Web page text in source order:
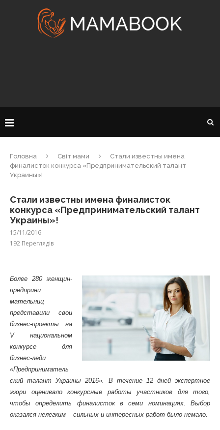
Головна Світ мами
Стали известны имена
финалисток конкурса «Предпринимательский талант
Украины»!
Стали известны имена финалисток
конкурса «Предпринимательский талант
Украины»!
15/11/2016
192 Переглядів
Более 280 женщин-
предприни
мательниц
представили свои
бизнес-проекты на
V национальном
конкурсе для
бизнес-леди
«Предприниматель
ский талант Украины 2016». В течение 12 дней экспертное
жюри оценивало конкурсные работы участников для того,
чтобы определить финалисток в семи номинациях. Выбор
оказался нелегким – сильных и интересных работ было немало.